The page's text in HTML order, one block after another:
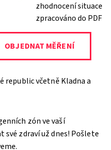
zhodnocení situace
zpracováno do PDF
OBJEDNAT MĚŘENÍ
republic včetně Kladna a
zón ve vaší
zdraví už dnes! Pošlete